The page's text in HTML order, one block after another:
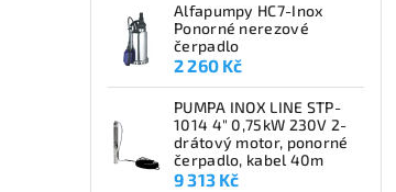
Alfapumpy HC7-Inox
Ponorné nerezové
čerpadlo
2 260 Kč
PUMPA INOX LINE STP-
1014 4" 0,75kW 230V 2-
drátový motor, ponorné
čerpadlo, kabel 40m
9 313 Kč